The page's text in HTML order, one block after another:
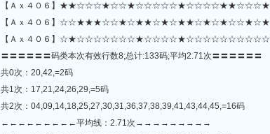
【Ａｘ４０６】
【Ａｘ４０６】
【Ａｘ４０６】
〓〓〓〓〓〓码类本次有效行数8;总计:133码;平均2.71次〓〓〓〓〓〓
共0次：20,42,=2码
共1次：17,21,24,26,29,=5码
共2次：04,09,14,18,25,27,30,31,36,37,38,39,41,43,44,45,=16码
←←←←←←←←←平均线：2.71次→→→→→→→→→